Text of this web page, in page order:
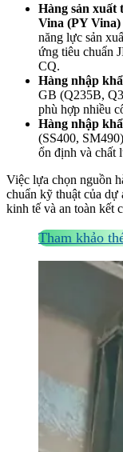
Hàng sản xuất
Vina (PY Vina)
năng lực sản
ứng tiêu chuẩn
CQ.
Hàng nhập
GB (Q235B,
phù hợp nhiều
Hàng nhập
(SS400,
ổn định và chất
Việc lựa chọn nguồn
chuẩn kỹ thuật của dự
kinh tế và an toàn kết
Tham khảo